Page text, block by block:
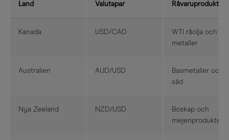
Land Valutapar Råvaruprodukt
Kanada USD/CAD
WTI råolja och
metaller
Australien AUD/USD
Basmetaller och
säd
Nya Zeeland NZD/USD
Boskap och
mejeriprodukter